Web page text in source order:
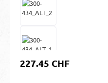
Regulärer Preis:
227.45 CHF